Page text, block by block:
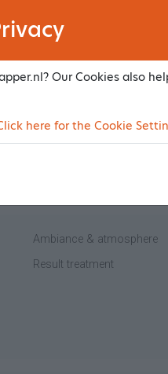
Ambiance & atmosphere
Ambiance & atmosphere
Result treatment
Our Cookies also
here for the Cookie